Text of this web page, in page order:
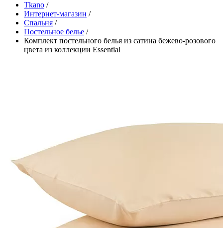
Tkano /
Интернет-магазин /
Спальня /
Постельное белье /
Комплект постельного белья из сатина бежево-розового
цвета из коллекции Essential